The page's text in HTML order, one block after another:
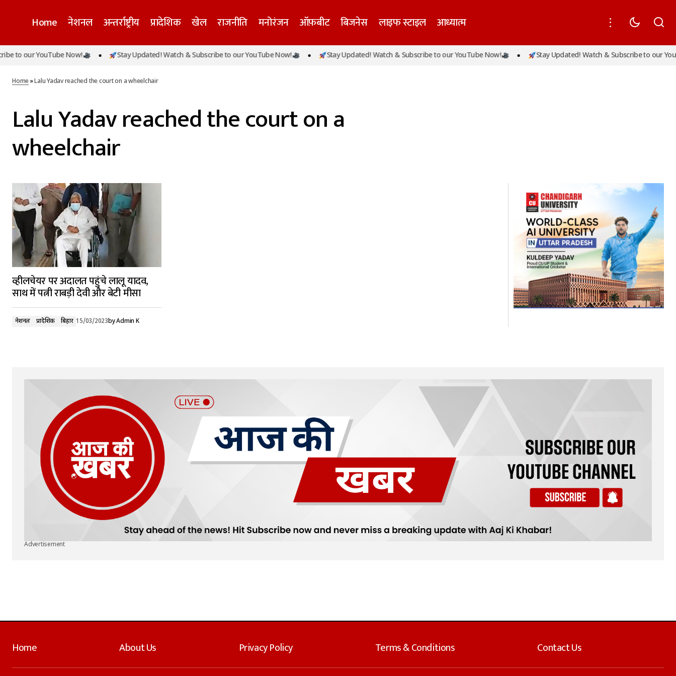
Home नेशनल अन्तर्राष्ट्रीय प्रादेशिक खेल राजनीति मनोरंजन ऑफ़बीट बिजनेस लाइफ स्टाइल आध्यात्म
to our YouTube Now! Stay Updated! Watch & Subscribe to our YouTube Now! Stay Updated! Watch & Subscribe to our YouTube Now! Stay Updated! Watch & Subscribe to our
Home»Lalu Yadav reached the court on a wheelchair
Lalu Yadav reached the court on a
wheelchair
व्हीलचेयर पर अदालत पहुंचे लालू यादव,
साथ में पत्नी राबड़ी देवी और बेटी मीसा
नेशनल प्रादेशिक बिहार 15/03/2023byAdmin K
Advertisement
Home About Us Privacy Policy Terms & Conditions Contact Us